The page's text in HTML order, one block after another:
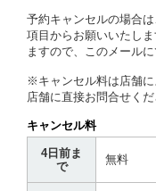
第７条（貸渡契約
借受人は第２条
貸渡契約を締結
ことができるレ
は運転者が第８
かに該当する場
貸渡契約を締結
１項に定める貸
予約キャンセルの場合
項目からお願いいたし
ますので、このメール
※キャンセル料は店舗
店舗に直接お問合せくだ
キャンセル料
4日前ま
で
無料